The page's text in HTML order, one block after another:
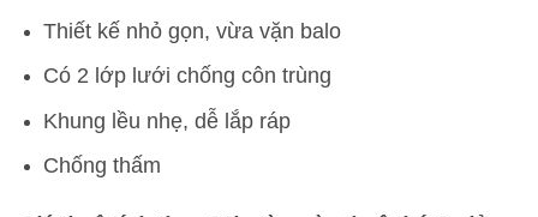
Thiết kế nhỏ gọn, vừa vặn balo
Có 2 lớp lưới chống côn trùng
Khung lều nhẹ, dễ lắp ráp
Chống thấm